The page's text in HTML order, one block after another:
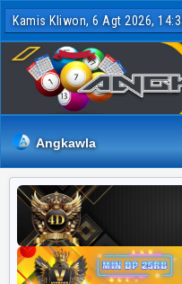
Kamis Kliwon, 6 Agt 2026,
Angkawla